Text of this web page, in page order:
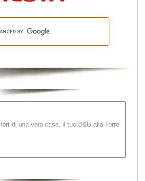
di una vera casa, il tuo B&B alla Torre